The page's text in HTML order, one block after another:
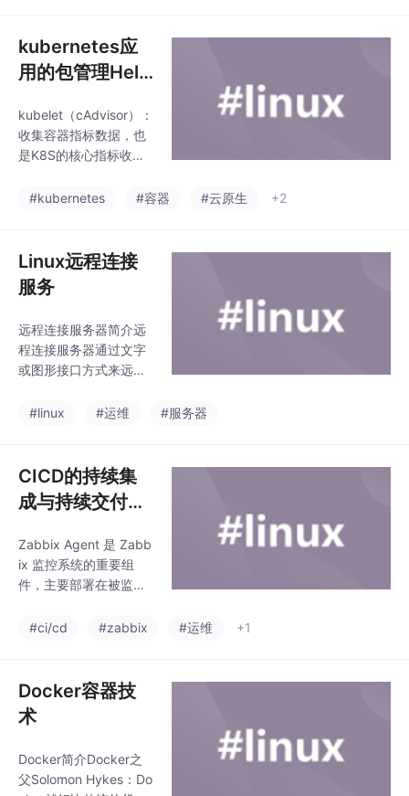
元：是指一个固定时长
的信号波形表
限额、网络报文发送、
接收、丢弃速率等等。
当被监控的目标有主动
以以`Pushgateway`组
件进行接收并临时存储
数据，然后等待`Prome
的采集。每个被监控的
kubernetes应
用的包管理Hel
kubelet（cAdvisor）：
收集容器指标数据，也
是K8S的核心指标收
标数据包括：CPU使用
限额、网络报文发送、
接收、丢弃速率等等。
当被监控的目标有主动
以以`Pushgateway`组
件进行接收并临时存储
数据，然后等待`Prome
的采集。每个被监控的
#kubernetes #容器 #云原生 +2
Linux远程连接
服务
远程连接服务器简介远
程连接服务器通过文字
或图形接口方式来远程
终端前登录linux主机以
感觉就像是坐在系统前
面一样。远程连接服务
器的功能分享主机的运
的类型（以登录的连接
界面来分类）文字接口
明文传输：Telnet、RS
密传输：SSH为主，已
RDP等文
#linux #运维 #服务器
CICD的持续集
成与持续交付和
Zabbix Agent 是 Zabb
ix 监控系统的重要组
件，主要部署在被监控
器、虚拟机、网络设备
PU 使用率、内存占
用、磁盘空间、进程状
态等），并将数据发送
abbix Proxy 进行处理
和存储。跨平台支持：
#ci/cd #zabbix #运维 +1
Docker容器技
术
Docker简介Docker之
父Solomon Hykes：Do